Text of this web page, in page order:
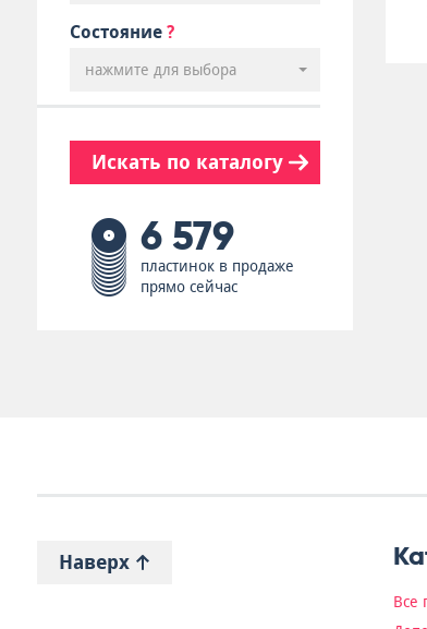
Состояние ?
нажмите для выбора
Искать по каталогу
6 579
пластинок в продаже
прямо сейчас
Наверх
Все